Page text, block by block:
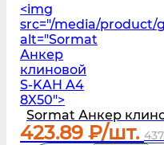
<img
src="/media/product/
alt="Sormat
Анкер
клиновой
S‑KAH A4
8X50">
Sormat Анкер
423.89 ₽/шт.